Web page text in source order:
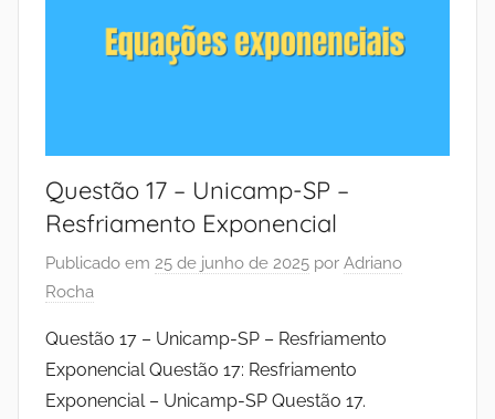
Questão 17 – Unicamp-SP –
Resfriamento Exponencial
Publicado em 25 de junho de 2025 por Adriano
Rocha
Questão 17 – Unicamp-SP – Resfriamento
Exponencial Questão 17: Resfriamento
Exponencial – Unicamp-SP Questão 17.